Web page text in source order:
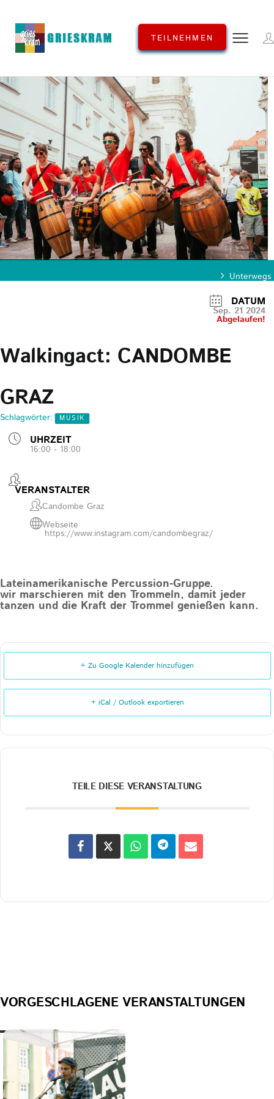
TEILNEHMEN
DATUM
Sep. 21 2024
Abgelaufen!
Walkingact: CANDOMBE
GRAZ
Schlagwörter: MUSIK
UHRZEIT
16:00 - 18:00
VERANSTALTER
Candombe Graz
Webseite
https://www.instagram.com/candombegraz/
Unterwegs
Lateinamerikanische Percussion-Gruppe.
wir marschieren mit den Trommeln, damit jeder
tanzen und die Kraft der Trommel genießen kann.
+ Zu Google Kalender hinzufügen
+ iCal / Outlook exportieren
TEILE DIESE VERANSTALTUNG
VORGESCHLAGENE VERANSTALTUNGEN